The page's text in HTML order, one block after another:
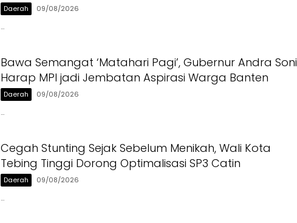
Daerah 09/08/2026
…
Bawa Semangat ‘Matahari Pagi’, Gubernur Andra Soni
Harap MPI jadi Jembatan Aspirasi Warga Banten
Daerah 09/08/2026
…
Cegah Stunting Sejak Sebelum Menikah, Wali Kota
Tebing Tinggi Dorong Optimalisasi SP3 Catin
Daerah 09/08/2026
…